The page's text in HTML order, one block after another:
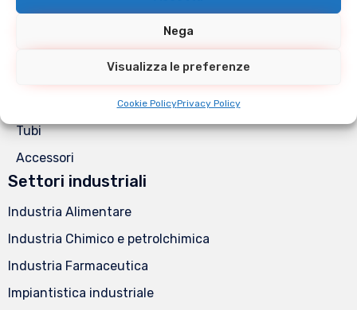
Nega
Visualizza le preferenze
Cookie PolicyPrivacy Policy
Raccorderia Gas a saldare
Tubi
Accessori
Settori industriali
Industria Alimentare
Industria Chimico e petrolchimica
Industria Farmaceutica
Impiantistica industriale